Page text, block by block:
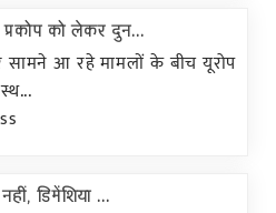
को लेकर दुन...
सामने आ रहे मामलों के बीच यूरोप
डिमेंशिया ...